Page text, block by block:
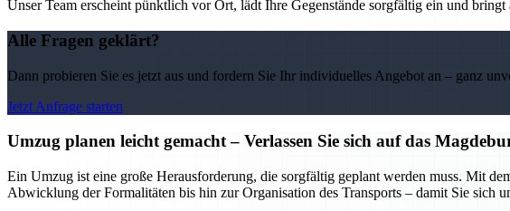
Unser Team erscheint pünktlich vor Ort, lädt Ihre Gegenstände sorgfältig ein und
Alle Fragen geklärt?
Dann probieren Sie es jetzt aus und fordern Sie Ihr individuelles Angebot an – ganz
Jetzt Anfrage starten
Umzug planen leicht gemacht – Verlassen Sie sich auf das
Ein Umzug ist eine große Herausforderung, die sorgfältig geplant werden muss. Mit
Abwicklung der Formalitäten bis hin zur Organisation des Transports – damit Sie sich